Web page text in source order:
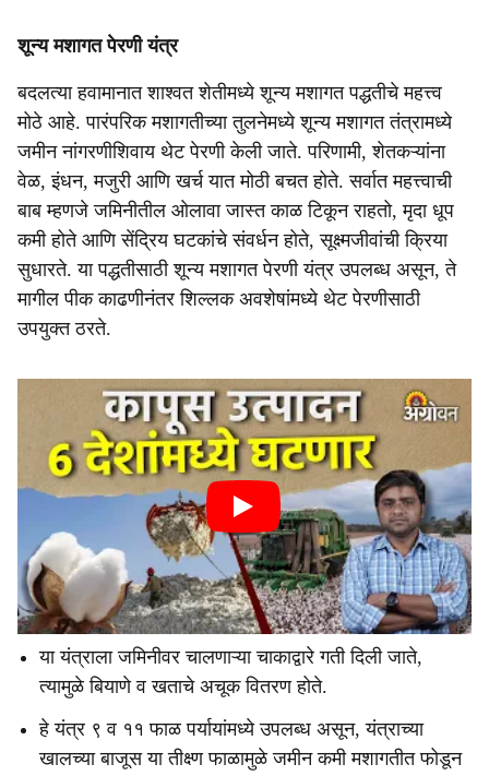
शून्य मशागत पेरणी यंत्र
बदलत्या हवामानात शाश्वत शेतीमध्ये शून्य मशागत पद्धतीचे महत्त्व
मोठे आहे. पारंपरिक मशागतीच्या तुलनेमध्ये शून्य मशागत तंत्रामध्ये
जमीन नांगरणीशिवाय थेट पेरणी केली जाते. परिणामी, शेतकऱ्यांना
वेळ, इंधन, मजुरी आणि खर्च यात मोठी बचत होते. सर्वात महत्त्वाची
बाब म्हणजे जमिनीतील ओलावा जास्त काळ टिकून राहतो, मृदा धूप
कमी होते आणि सेंद्रिय घटकांचे संवर्धन होते, सूक्ष्मजीवांची क्रिया
सुधारते. या पद्धतीसाठी शून्य मशागत पेरणी यंत्र उपलब्ध असून, ते
मागील पीक काढणीनंतर शिल्लक अवशेषांमध्ये थेट पेरणीसाठी
उपयुक्त ठरते.
या यंत्राला जमिनीवर चालणाऱ्या चाकाद्वारे गती दिली जाते,
त्यामुळे बियाणे व खताचे अचूक वितरण होते.
हे यंत्र ९ व ११ फाळ पर्यायांमध्ये उपलब्ध असून, यंत्राच्या
खालच्या बाजूस या तीक्ष्ण फाळामुळे जमीन कमी मशागतीत फोडून